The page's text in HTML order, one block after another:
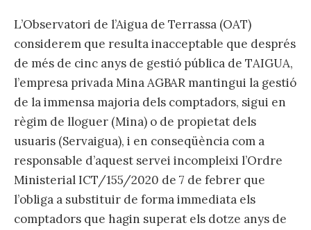
L’Observatori de l’Aigua de Terrassa (OAT)
considerem que resulta inacceptable que després
de més de cinc anys de gestió pública de TAIGUA,
l’empresa privada Mina AGBAR mantingui la gestió
de la immensa majoria dels comptadors, sigui en
règim de lloguer (Mina) o de propietat dels
usuaris (Servaigua), i en conseqüència com a
responsable d’aquest servei incompleixi l’Ordre
Ministerial ICT/155/2020 de 7 de febrer que
l’obliga a substituir de forma immediata els
comptadors que hagin superat els dotze anys de